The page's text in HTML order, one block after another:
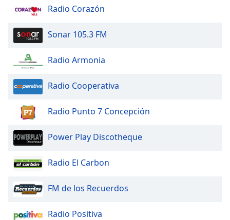
Radio Corazón
Sonar 105.3 FM
Radio Armonia
Radio Cooperativa
Radio Punto 7 Concepción
Power Play Discotheque
Radio El Carbon
FM de los Recuerdos
Radio Positiva